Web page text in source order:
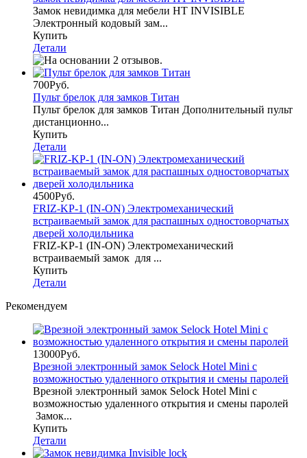
Замок невидимка для мебели HT INVISIBLE
Электронный кодовый зам...
Купить
Детали
700Руб.
Пульт брелок для замков Титан
Пульт брелок для замков Титан Дополнительный пульт
дистанционно...
Купить
Детали
4500Руб.
FRIZ-KP-1 (IN-ON) Электромеханический
встраиваемый замок для распашных одностоворчатых
дверей холодильника
FRIZ-KP-1 (IN-ON) Электромеханический
встраиваемый замок для ...
Купить
Детали
Рекомендуем
13000Руб.
Врезной электронный замок Selock Hotel Mini с
возможностью удаленного открытия и смены паролей
Врезной электронный замок Selock Hotel Mini с
возможностью удаленного открытия и смены паролей
Замок...
Купить
Детали